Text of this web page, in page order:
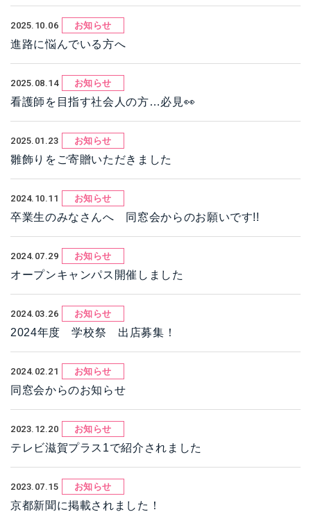
2025.10.06 お知らせ
進路に悩んでいる方へ
2025.08.14 お知らせ
看護師を目指す社会人の方…必見👀
2025.01.23 お知らせ
雛飾りをご寄贈いただきました
2024.10.11 お知らせ
卒業生のみなさんへ 同窓会からのお願いです!!
2024.07.29 お知らせ
オープンキャンパス開催しました
2024.03.26 お知らせ
2024年度 学校祭 出店募集！
2024.02.21 お知らせ
同窓会からのお知らせ
2023.12.20 お知らせ
テレビ滋賀プラス1で紹介されました
2023.07.15 お知らせ
京都新聞に掲載されました！